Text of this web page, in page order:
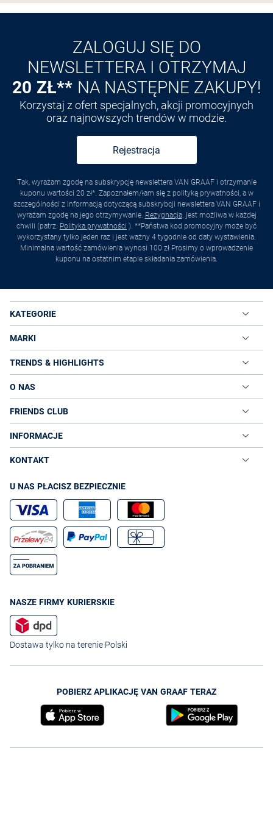
Odkryj aplikację VANGRAAF
ZALOGUJ SIĘ DO
NEWSLETTERA I OTRZYMAJ
20 ZŁ** NA NASTĘPNE ZAKUPY!
Korzystaj z ofert specjalnych, akcji promocyjnych
oraz najnowszych trendów w modzie.
Rejestracja
Tak, wyrażam zgodę na subskrypcję newslettera VAN GRAAF i otrzymanie
kuponu wartości 20 zł*. Zapoznałem/łam się z polityką prywatności, a w
szczególności z informacją dotyczącą subskrybcji newslettera VAN GRAAF i
wyrażam zgodę na jego otrzymywanie. Rezygnacja. jest możliwa w każdej
chwili (patrz: Polityka prywatności ). **Państwa kod promocyjny może być
wykorzystany tylko jeden raz i jest ważny 4 tygodnie od daty wystawienia.
Minimalna wartość zamówienia wynosi 100 zł Prosimy o wprowadzenie
kuponu na ostatnim etapie składania zamówienia.
KATEGORIE
MARKI
TRENDS & HIGHLIGHTS
O NAS
FRIENDS CLUB
INFORMACJE
KONTAKT
U NAS PŁACISZ BEZPIECZNIE
NASZE FIRMY KURIERSKIE
Dostawa tylko na terenie Polski
POBIERZ APLIKACJĘ VAN GRAAF TERAZ